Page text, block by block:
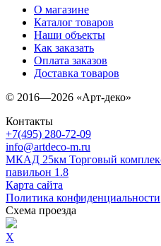
О магазине
Каталог товаров
Наши объекты
Как заказать
Оплата заказов
Доставка товаров
© 2016—2026 «Арт-деко»
Контакты
+7(495) 280-72-09
info@artdeco-m.ru
МКАД 25км Торговый
павильон 1.8
Карта сайта
Политика конфиденциальности
Схема проезда
X